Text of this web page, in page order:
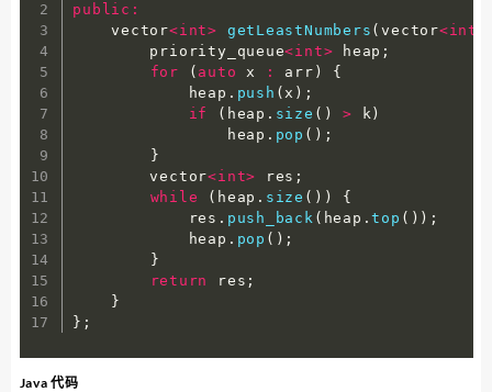
public :
    vector
<int> getLeastNumbers (vector<int
        priority_queue
<int> heap ;
for
( auto x : arr )
{
            heap
. push (x ) ;
if
( heap . size ( ) > k )
                heap
. pop ( ) ;
}
        vector
<int> res ;
while
( heap . size ( ) )
{
            res
. push_back ( heap .top ( ) ) ;
            heap
. pop ( ) ;
}
return
res ;
}
} ;
Java 代码